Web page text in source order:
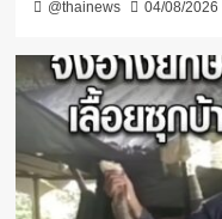
@thainews 04/08/2026